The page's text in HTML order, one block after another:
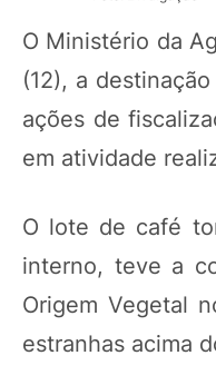
O Ministério da
(12), a
ações de
em atividade
O lote de café
interno, teve a
Origem Vegetal
estranhas acima